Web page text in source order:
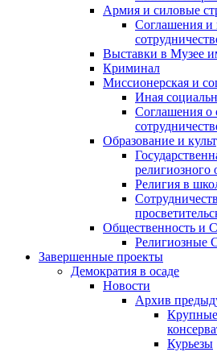
Армия и силовые
Соглашения и
Выставки в Музее
Криминал
Миссионерская и
Иная
Соглашения о
Образование и
религиозного
Религия в
Общественность и
Религиозные
Завершенные проекты
Демократия в осаде
Новости
Архив
Курьезы